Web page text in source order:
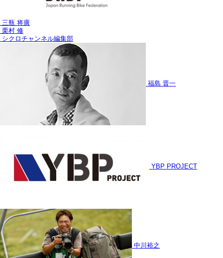
三瓶 将廣
栗村 修
シクロチャンネル編集部
福島 晋一
YBP PROJECT
中川裕之